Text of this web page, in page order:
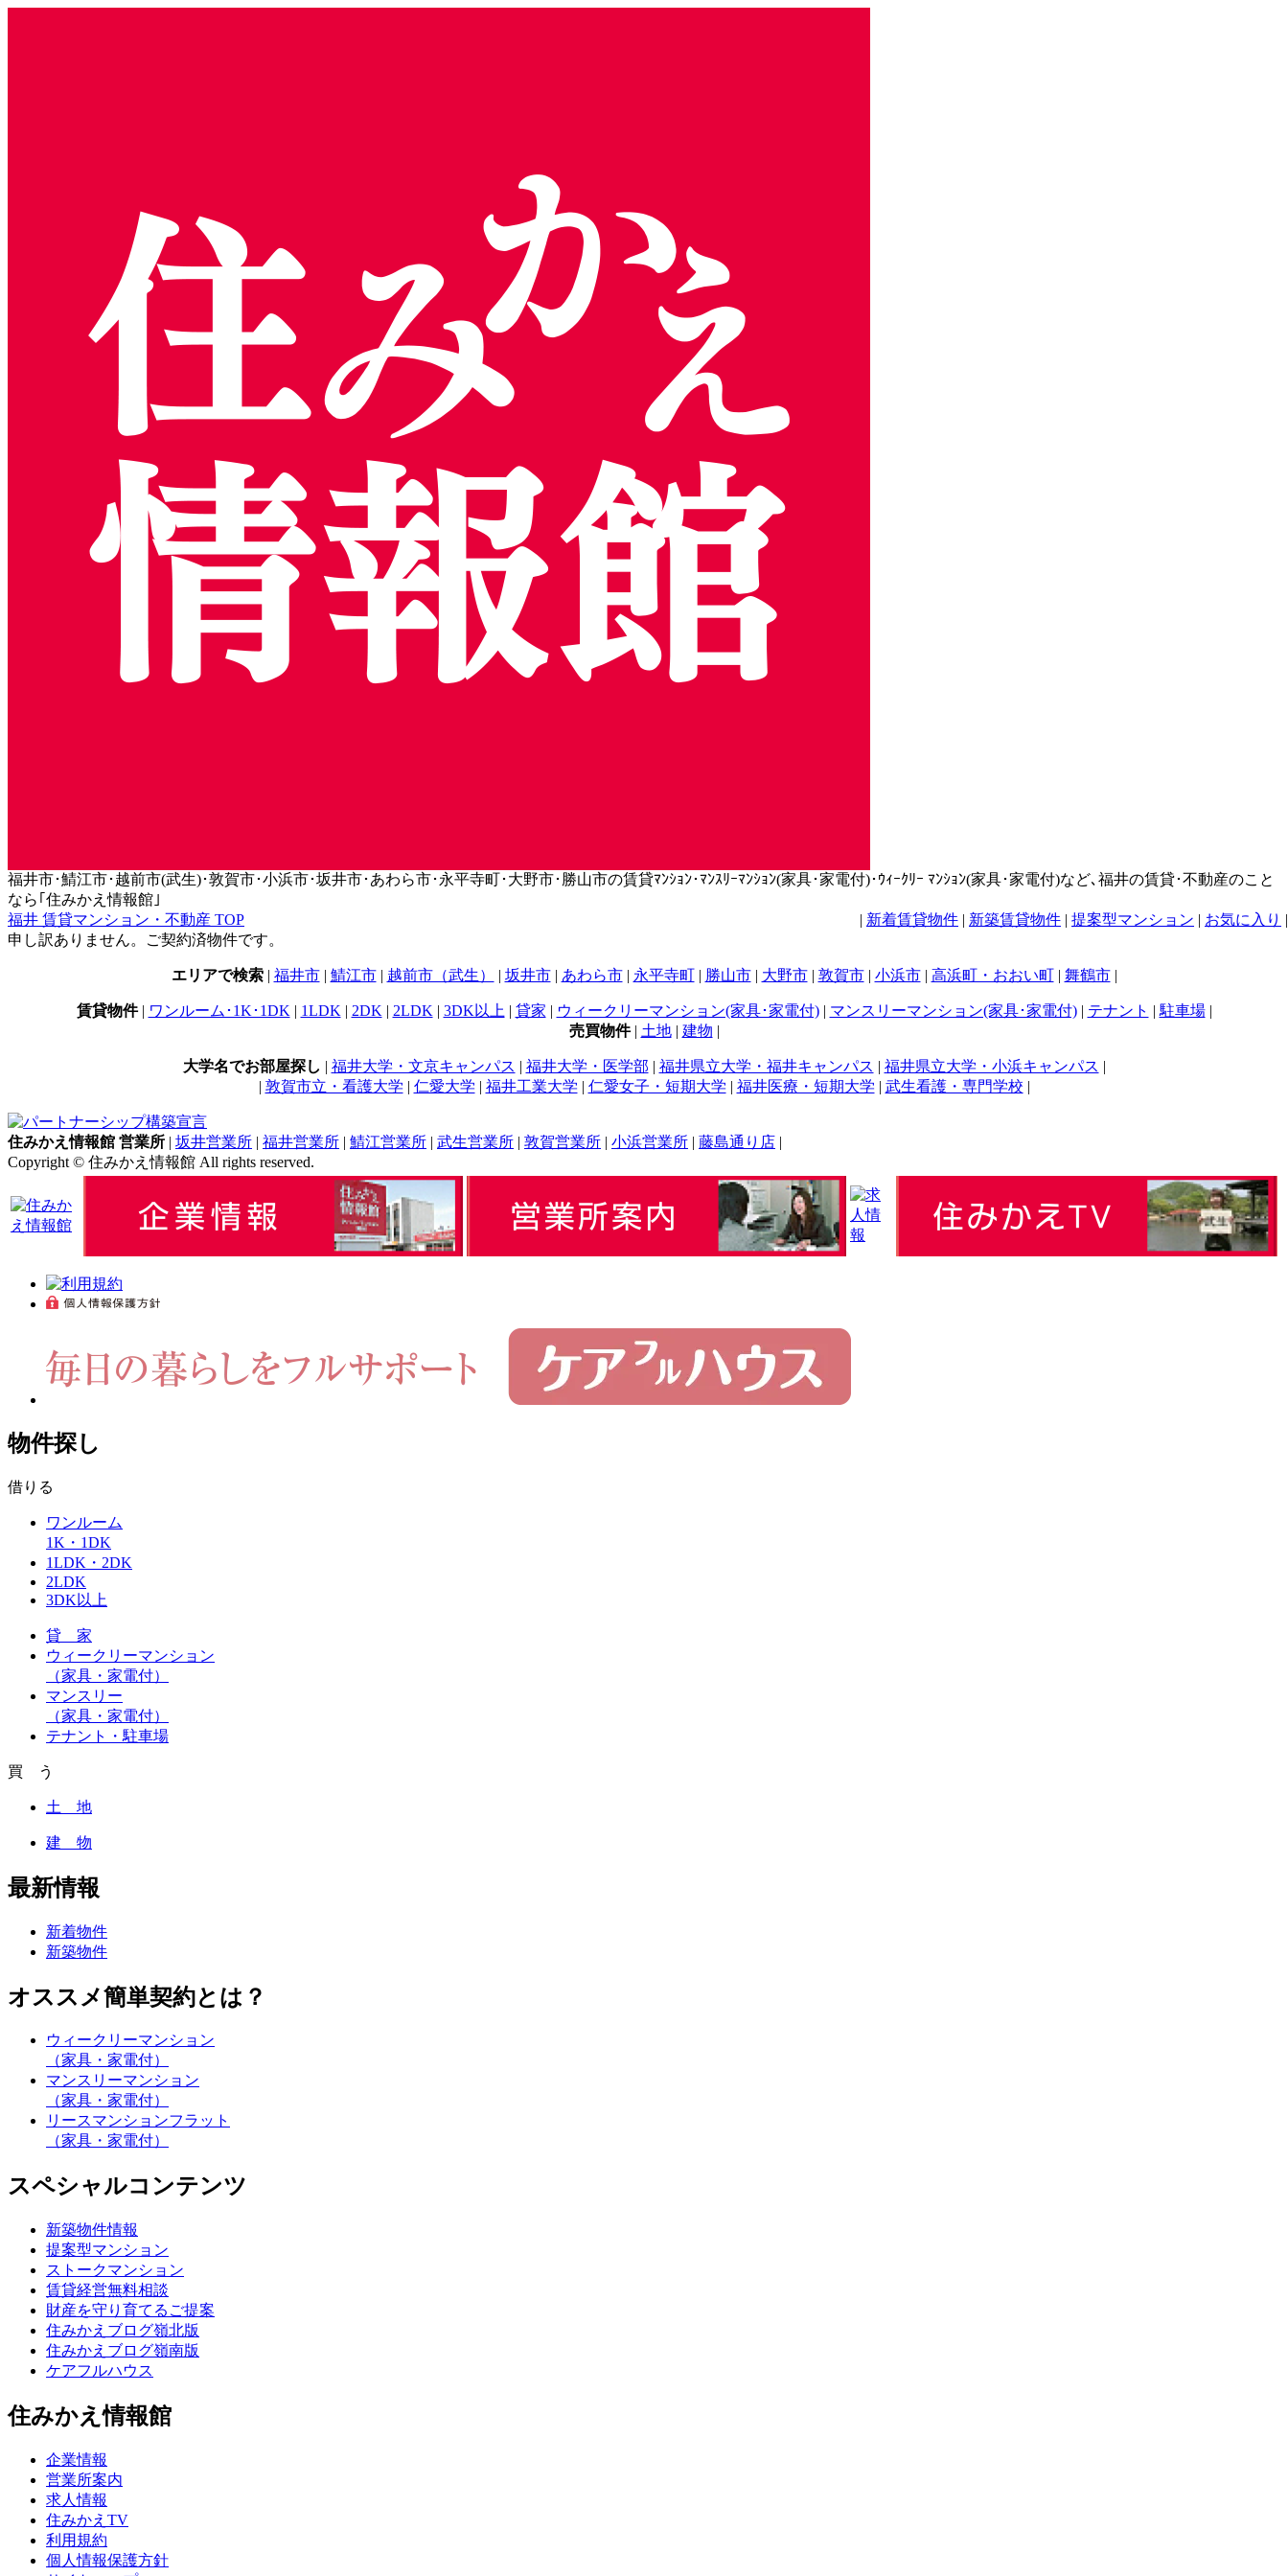
福井市･鯖江市･越前市(武生)･敦賀市･小浜市･坂井市･あわら市･永平寺町･大野市･勝山市の賃貸ﾏﾝｼｮﾝ･ﾏﾝｽﾘｰﾏﾝｼｮﾝ(家具･家電付)･ｳｨｰｸﾘｰ ﾏﾝｼｮﾝ(家具･家電付)など､福井の賃貸･不動産のこと
なら｢住みかえ情報館｣
| 新着賃貸物件 | 新築賃貸物件 | 提案型マンション | お気に入り |
福井 賃貸マンション・不動産 TOP
申し訳ありません。ご契約済物件です。
エリアで検索| 福井市| 鯖江市| 越前市（武生） | 坂井市| あわら市| 永平寺町| 勝山市| 大野市| 敦賀市| 小浜市| 高浜町・おおい町| 舞鶴市|
賃貸物件| ワンルーム･1K･1DK | 1LDK | 2DK | 2LDK | 3DK以上 | 貸家 | ウィークリーマンション(家具･家電付)| マンスリーマンション(家具･家電付)| テナント | 駐車場|
売買物件| 土地| 建物 |
大学名でお部屋探し | 福井大学・文京キャンパス | 福井大学・医学部 | 福井県立大学・福井キャンパス | 福井県立大学・小浜キャンパス |
| 敦賀市立・看護大学 | 仁愛大学 | 福井工業大学 | 仁愛女子・短期大学 | 福井医療・短期大学 | 武生看護・専門学校 |
住みかえ情報館 営業所 | 坂井営業所 | 福井営業所 | 鯖江営業所 | 武生営業所 | 敦賀営業所 | 小浜営業所 | 藤島通り店 |
Copyright © 住みかえ情報館 All rights reserved.
物件探し
借りる
ワンルーム
1K・1DK
1LDK・2DK
2LDK
3DK以上
貸 家
ウィークリーマンション
（家具・家電付）
マンスリー
（家具・家電付）
テナント・駐車場
買 う
土 地
建 物
最新情報
新着物件
新築物件
オススメ簡単契約とは？
ウィークリーマンション
（家具・家電付）
マンスリーマンション
（家具・家電付）
リースマンションフラット
（家具・家電付）
スペシャルコンテンツ
新築物件情報
提案型マンション
ストークマンション
賃貸経営無料相談
財産を守り育てるご提案
住みかえブログ嶺北版
住みかえブログ嶺南版
ケアフルハウス
住みかえ情報館
企業情報
営業所案内
求人情報
住みかえTV
利用規約
個人情報保護方針